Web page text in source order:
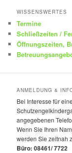
WISSENSWERTES
Termine
Schließzeiten /
Öffnungszeiten,
ANMELDUNG &
Bei Interesse für
angegebenen
Wenn Sie Ihren
werden Sie zeitnah
Büro: 08461/ 7722